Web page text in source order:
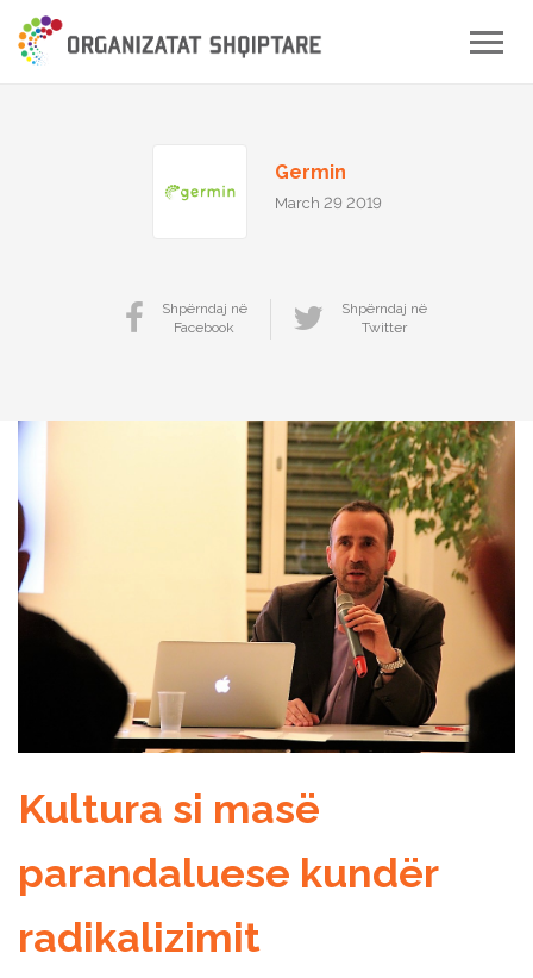
Toggle
Germin
March 29 2019
Shpërndaj në
Facebook
Shpërndaj në
Twitter
Kultura si masë
parandaluese kundër
radikalizimit